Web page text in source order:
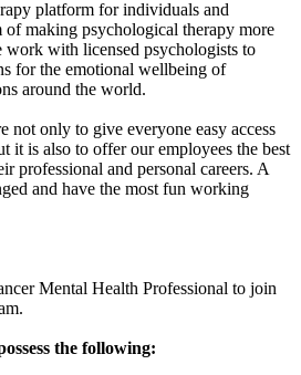
platform for individuals and
making psychological therapy more
work with licensed psychologists to
for the emotional wellbeing of
around the world.
not only to give everyone easy access
it is also to offer our employees the best
professional and personal careers. A
and have the most fun working
Mental Health Professional to join
the following: